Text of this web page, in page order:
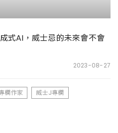
式AI，威士忌的未來會不會
2023-08-27
欄作家
威士J專欄